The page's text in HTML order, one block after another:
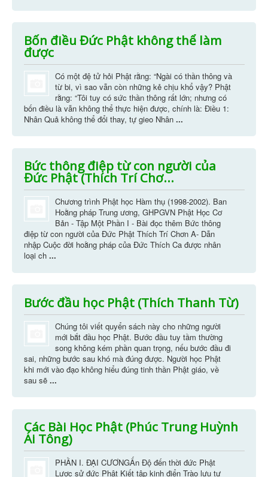
Bốn điều Đức Phật không thể làm
được
Có một đệ tử hỏi Phật rằng: “Ngài có thần thông và
từ bi, vì sao vẫn còn những kẻ chịu khổ vậy? Phật
rằng: “Tôi tuy có sức thần thông rất lớn; nhưng có
bốn điều là vẫn không thể thực hiện được, chính là: Điều 1:
Nhân Quả không thể đổi thay, tự gieo Nhân ...
Bức thông điệp từ con người của
Đức Phật (Thích Trí Chơ...
Chương trình Phật học Hàm thụ (1998-2002). Ban
Hoằng pháp Trung ương, GHPGVN Phật Học Cơ
Bản - Tập Một Phần I - Bài đọc thêm Bức thông
điệp từ con người của Ðức Phật Thích Trí Chơn A- Dẫn
nhập Cuộc đời hoằng pháp của Ðức Thích Ca được nhân
loại ch ...
Bước đầu học Phật (Thích Thanh Từ)
Chúng tôi viết quyển sách này cho những người
mới bắt đầu học Phật. Bước đầu tuy tầm thường
song không kém phần quan trọng, nếu bước đầu đi
sai, những bước sau khó mà đúng được. Người học Phật
khi mới vào đạo không hiểu đúng tinh thần Phật giáo, về
sau sẽ ...
Các Bài Học Phật (Phúc Trung Huỳnh
Ái Tông)
PHẦN I. ĐẠI CƯƠNGẤn Độ đến thời đức Phật
Lược sử đức Phật Kiết tập kinh điển Trào lưu tư